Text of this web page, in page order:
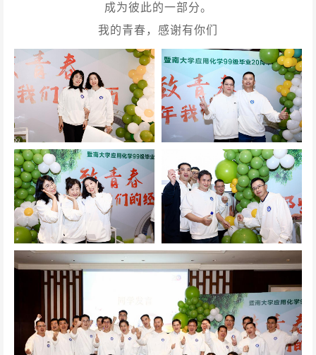
成为彼此的一部分。
我的青春，感谢有你们